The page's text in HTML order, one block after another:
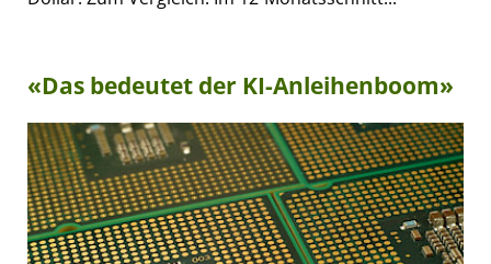
«Das bedeutet der KI-Anleihenboom»